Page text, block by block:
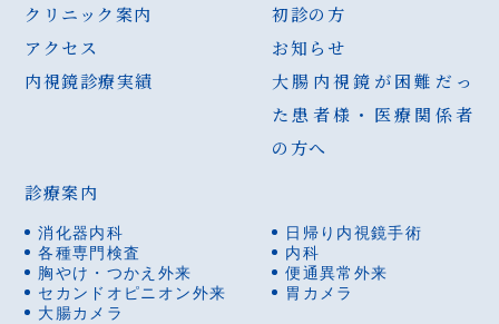
クリニック案内
初診の方
アクセス
お知らせ
内視鏡診療実績
大腸内視鏡が困難だっ
た患者様・医療関係者
の方へ
診療案内
消化器内科
日帰り内視鏡手術
各種専門検査
内科
胸やけ・つかえ外来
便通異常外来
セカンドオピニオン外来
胃カメラ
大腸カメラ